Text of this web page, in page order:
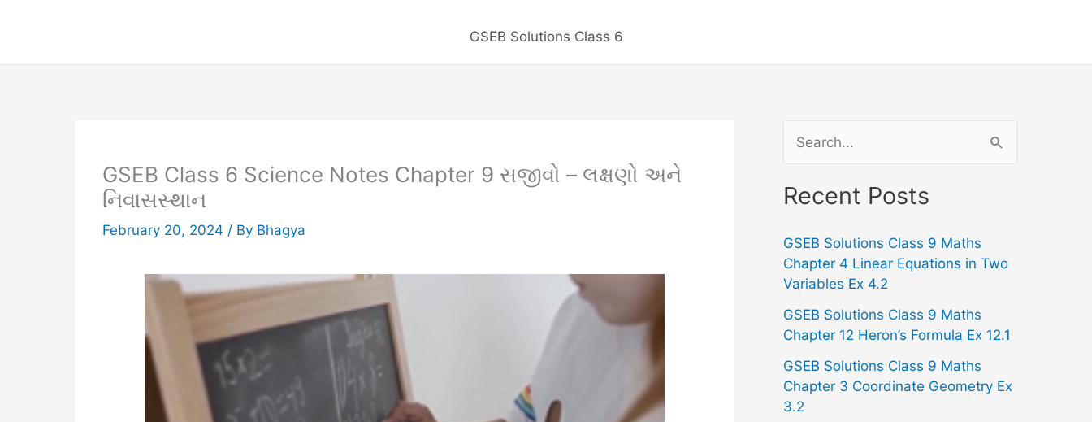
GSEB Solutions Class 6
GSEB Class 6 Science Notes Chapter 9 સજીવો – લક્ષણો અને
નિવાસસ્થાન
February 20, 2024 / By Bhagya
a
c
h
o
:
Recent Posts
GSEB Solutions Class 9 Maths
Chapter 4 Linear Equations in Two
Variables Ex 4.2
GSEB Solutions Class 9 Maths
Chapter 12 Heron’s Formula Ex 12.1
GSEB Solutions Class 9 Maths
Chapter 3 Coordinate Geometry Ex
3.2